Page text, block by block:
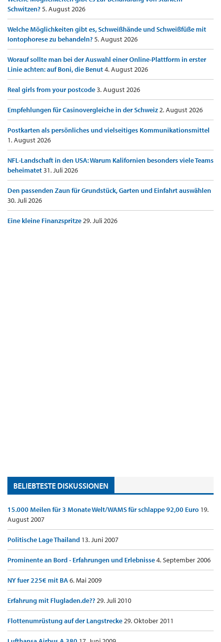
Schwitzen?5. August 2026
Welche Möglichkeiten gibt es, Schweißhände und Schweißfüße mit
Iontophorese zu behandeln?5. August 2026
Worauf sollte man bei der Auswahl einer Online-Plattform in erster
Linie achten: auf Boni, die Benut4. August 2026
Real girls from your postcode3. August 2026
Empfehlungen für Casinovergleiche in der Schweiz2. August 2026
Postkarten als persönliches und vielseitiges Kommunikationsmittel
1. August 2026
NFL-Landschaft in den USA: Warum Kalifornien besonders viele Teams
beheimatet31. Juli 2026
Den passenden Zaun für Grundstück, Garten und Einfahrt auswählen
30. Juli 2026
Eine kleine Finanzspritze29. Juli 2026
BELIEBTESTE DISKUSSIONEN
15.000 Meilen für 3 Monate Welt/WAMS für schlappe 92,00 Euro 19.
August 2007
Politische Lage Thailand 13. Juni 2007
Prominente an Bord - Erfahrungen und Erlebnisse4. September 2006
NY fuer 225€ mit BA6. Mai 2009
Erfahrung mit Flugladen.de??29. Juli 2010
Flottenumrüstung auf der Langstrecke29. Oktober 2011